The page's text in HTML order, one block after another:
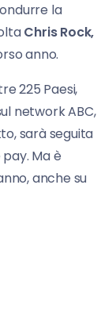
la
Chris Rock,
anno.
225 Paesi,
network ABC,
sarà seguita
Ma è
anche su